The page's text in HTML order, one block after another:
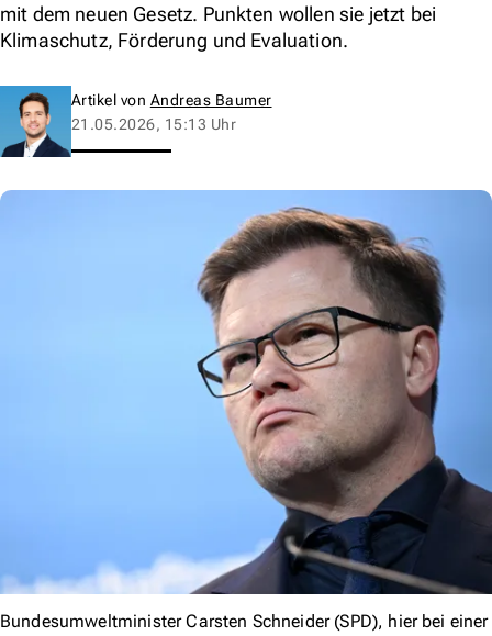
mit dem neuen Gesetz. Punkten wollen sie jetzt bei
Klimaschutz, Förderung und Evaluation.
Artikel von Andreas Baumer
21.05.2026, 15:13 Uhr
Bundesumweltminister Carsten Schneider (SPD), hier bei einer